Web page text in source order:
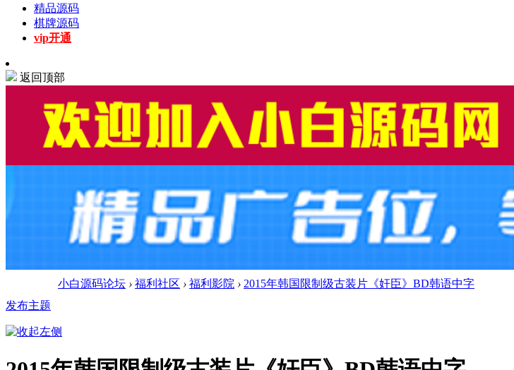
精品源码
棋牌源码
vip开通
返回顶部
小白源码论坛 › 福利社区 › 福利影院 › 2015年韩国限制级古装片《奸臣》BD韩语中字
发布主题